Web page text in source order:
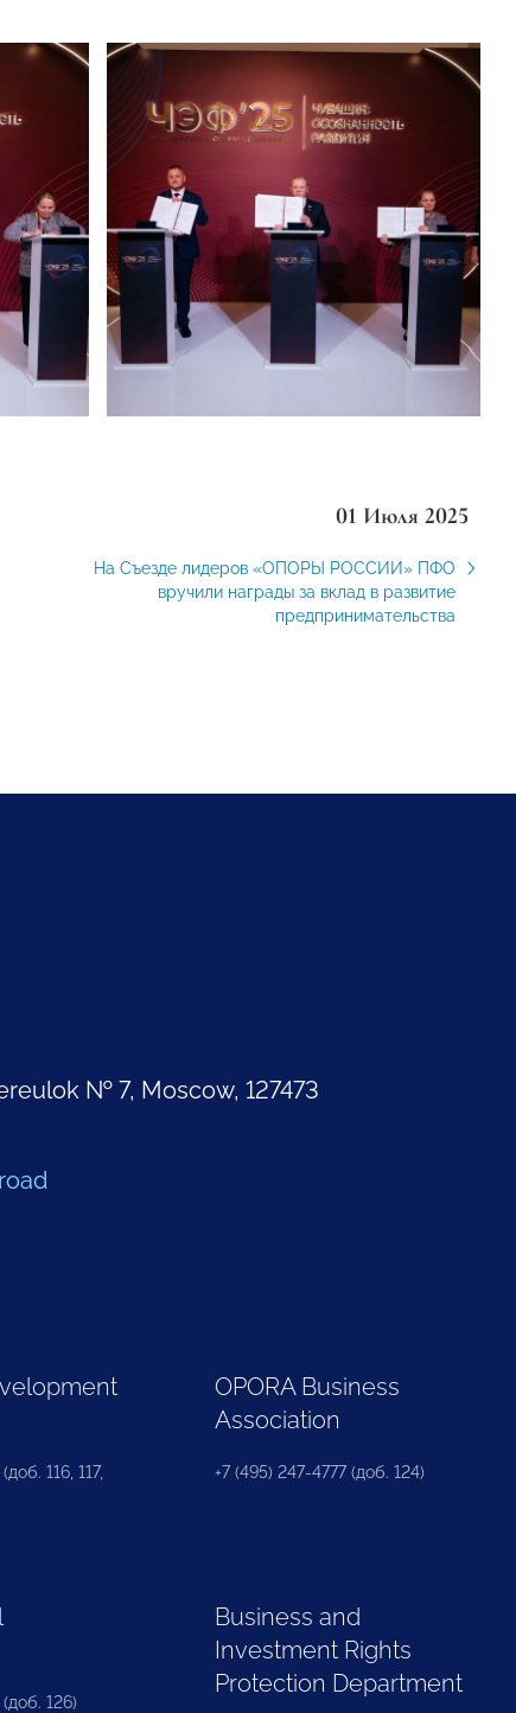
01 Июля 2025
На Съезде лидеров «ОПОРЫ РОССИИ» ПФО
вручили награды за вклад в развитие
предпринимательства
№ 7, Moscow, 127473
116, 117,
OPORA Business
Association
+7 (495) 247-4777 (доб. 124)
126)
Business and
Investment Rights
Protection Department